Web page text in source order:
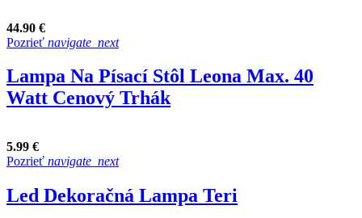
44.90 €
Pozrieť navigate_next
Lampa Na Písací Stôl Leona Max. 40
Watt Cenový Trhák
5.99 €
Pozrieť navigate_next
Led Dekoračná Lampa Teri